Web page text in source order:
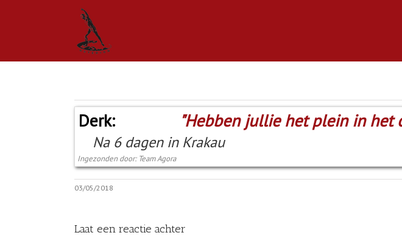
Derk: "Hebben jullie het plein in het
Na 6 dagen in Krakau
Ingezonden door: Team Agora
03/05/2018
Laat een reactie achter